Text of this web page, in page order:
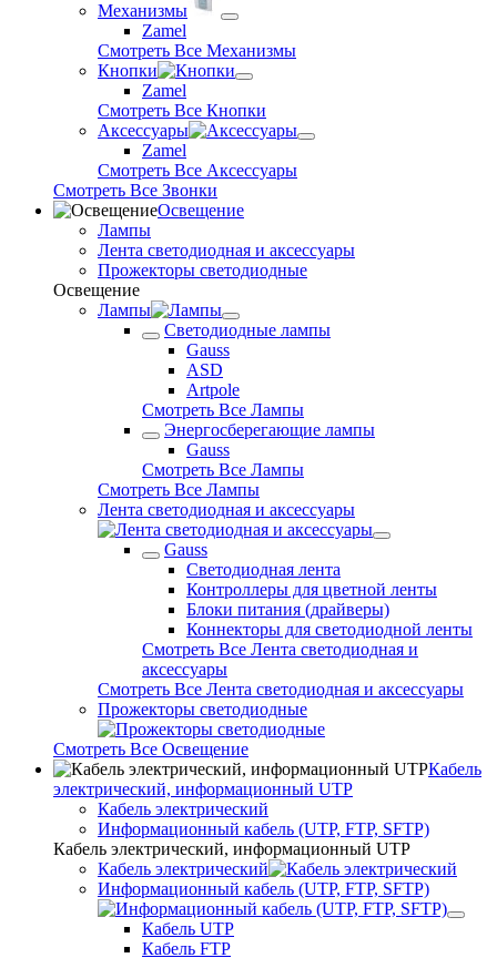
Механизмы
Zamel
Смотреть Все Механизмы
Кнопки
Zamel
Смотреть Все Кнопки
Аксессуары
Zamel
Смотреть Все Аксессуары
Смотреть Все Звонки
Освещение
Лампы
Лента светодиодная и аксессуары
Прожекторы светодиодные
Освещение
Лампы
Светодиодные лампы
Gauss
ASD
Artpole
Смотреть Все Лампы
Энергосберегающие лампы
Gauss
Смотреть Все Лампы
Смотреть Все Лампы
Лента светодиодная и аксессуары
Gauss
Светодиодная лента
Контроллеры для цветной ленты
Блоки питания (драйверы)
Коннекторы для светодиодной ленты
Смотреть Все Лента светодиодная и
аксессуары
Смотреть Все Лента светодиодная и аксессуары
Прожекторы светодиодные
Смотреть Все Освещение
Кабель
электрический, информационный UTP
Кабель электрический
Информационный кабель (UTP, FTP, SFTP)
Кабель электрический, информационный UTP
Кабель электрический
Информационный кабель (UTP, FTP, SFTP)
Кабель UTP
Кабель FTP